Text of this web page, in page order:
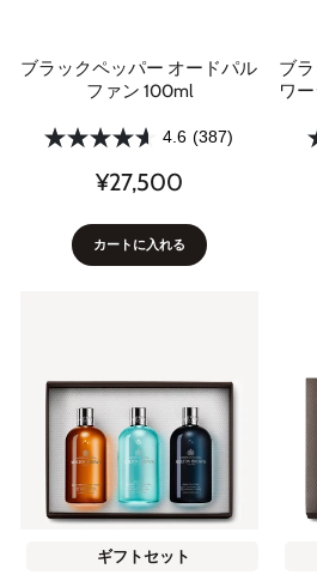
ブラックペッパー オードパル
ファン 100ml
4.6 (387)
¥27,500
カートに入れる
ブ
ワ
ギフトセット